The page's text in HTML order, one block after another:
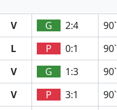
V G 2:4
90`
L P 0:1
90`
V G 1:3
90`
V P 3:1
90`